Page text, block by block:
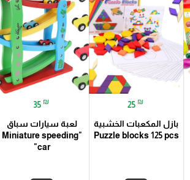
25 ₪
بازل المكعبات الخشبية
Puzzle blocks 125 pcs
35 ₪
لعبة سيارات سباق
"Miniature speeding
car"